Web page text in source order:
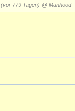
(vor 779 Tagen) @ Manhood